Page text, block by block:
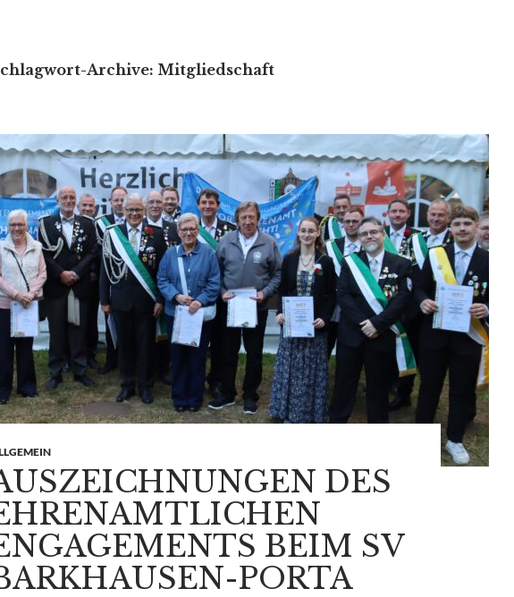
Archive: Mitgliedschaft
DES
BEIM SV
PORTA